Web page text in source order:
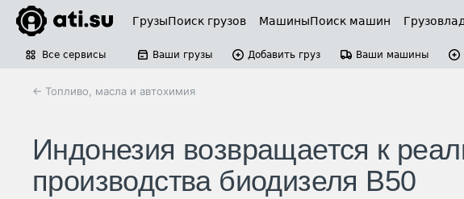
ГрузыПоиск грузов МашиныПоиск машин
Все сервисы Ваши грузы Добавить груз Ваши машины
← Топливо, масла и автохимия
Индонезия возвращается к
производства биодизеля В50